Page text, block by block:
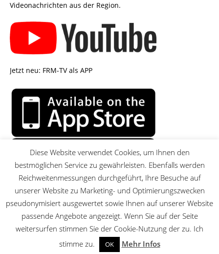
Videonachrichten aus der Region.
Jetzt neu: FRM-TV als APP
MENU
© 2026 FRM-TV
Diese Website verwendet Cookies, um Ihnen den
bestmöglichen Service zu gewährleisten. Ebenfalls werden
Reichweitenmessungen durchgeführt, Ihre Besuche auf
unserer Website zu Marketing- und Optimierungszwecken
pseudonymisiert ausgewertet sowie Ihnen auf unserer Website
passende Angebote angezeigt. Wenn Sie auf der Seite
weitersurfen stimmen Sie der Cookie-Nutzung der zu. Ich
stimme zu.
OK Mehr Infos